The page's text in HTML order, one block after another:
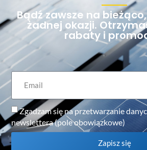
Bądź zawsze na
żadnej okazji.
rabaty i
Zgadzam się na przetwarzanie
newslettera (pole obowiązkowe)
Zapisz się